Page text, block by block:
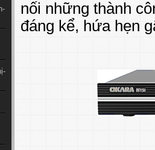
nối những thành
đáng kể, hứa hẹn